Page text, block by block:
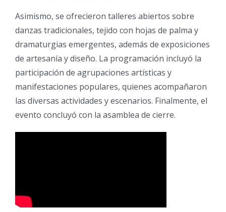
Asimismo, se ofrecieron talleres abiertos sobre
danzas tradicionales, tejido con hojas de palma y
dramaturgias emergentes, además de exposiciones
de artesanía y diseño. La programación incluyó la
participación de agrupaciones artísticas y
manifestaciones populares, quienes acompañaron
las diversas actividades y escenarios. Finalmente, el
evento concluyó con la asamblea de cierre.